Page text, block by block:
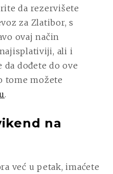
da rezervišete
za Zlatibor, s
ovaj način
ali i
dođete do ove
tome možete
.
na
već u petak, imaćete